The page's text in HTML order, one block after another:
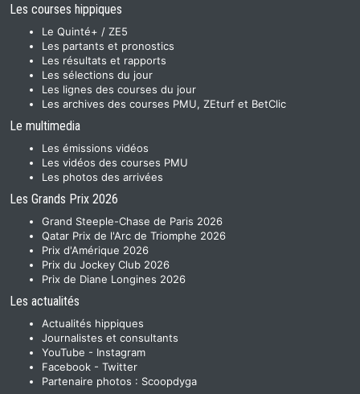
Les courses hippiques
Le Quinté+ / ZE5
Les partants et pronostics
Les résultats et rapports
Les sélections du jour
Les lignes des courses du jour
Les archives des courses PMU, ZEturf et BetClic
Le multimedia
Les émissions vidéos
Les vidéos des courses PMU
Les photos des arrivées
Les Grands Prix 2026
Grand Steeple-Chase de Paris 2026
Qatar Prix de l'Arc de Triomphe 2026
Prix d'Amérique 2026
Prix du Jockey Club 2026
Prix de Diane Longines 2026
Les actualités
Actualités hippiques
Journalistes et consultants
YouTube - Instagram
Facebook - Twitter
Partenaire photos : Scoopdyga